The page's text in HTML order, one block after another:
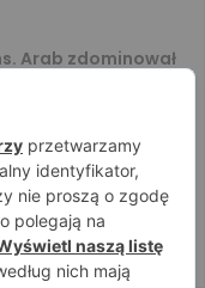
Arab zdominował
6. rywali. Gypsy
przegrał w